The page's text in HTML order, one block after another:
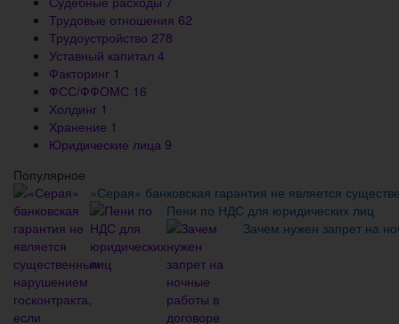
Трудовые отношения 62
Трудоустройство 278
Уставный капитал 4
Факторинг 1
ФСС/ФФОМС 16
Холдинг 1
Хранение 1
Юридические лица 9
Популярное
«Серая» банковская гарантия не является
Пени по НДС для юридических лиц
Зачем нужен запрет на